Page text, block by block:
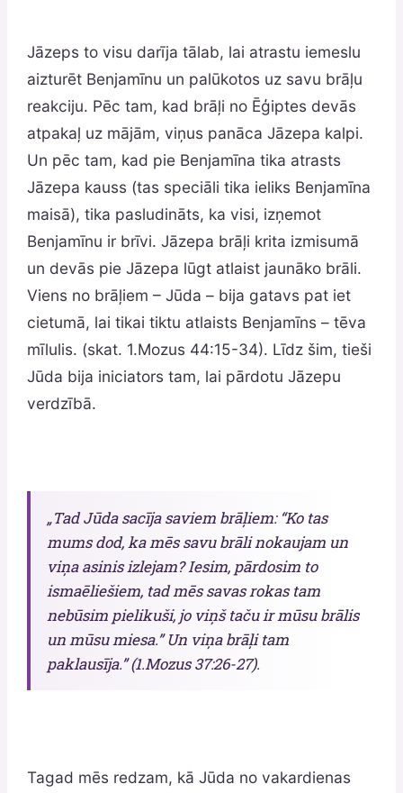
Jāzeps to visu darīja tālab, lai atrastu iemeslu
aizturēt Benjamīnu un palūkotos uz savu brāļu
reakciju. Pēc tam, kad brāļi no Ēģiptes devās
atpakaļ uz mājām, viņus panāca Jāzepa kalpi.
Un pēc tam, kad pie Benjamīna tika atrasts
Jāzepa kauss (tas speciāli tika ieliks Benjamīna
maisā), tika pasludināts, ka visi, izņemot
Benjamīnu ir brīvi. Jāzepa brāļi krita izmisumā
un devās pie Jāzepa lūgt atlaist jaunāko brāli.
Viens no brāļiem – Jūda – bija gatavs pat iet
cietumā, lai tikai tiktu atlaists Benjamīns – tēva
mīlulis. (skat. 1.Mozus 44:15-34). Līdz šim, tieši
Jūda bija iniciators tam, lai pārdotu Jāzepu
verdzībā.
„Tad Jūda sacīja saviem brāļiem: “Ko tas
mums dod, ka mēs savu brāli nokaujam un
viņa asinis izlejam? Iesim, pārdosim to
ismaēliešiem, tad mēs savas rokas tam
nebūsim pielikuši, jo viņš taču ir mūsu brālis
un mūsu miesa.” Un viņa brāļi tam
paklausīja.” (1.Mozus 37:26-27).
Tagad mēs redzam, kā Jūda no vakardienas